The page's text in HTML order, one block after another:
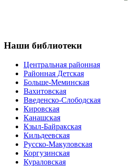
Наши библиотеки
Центральная районная
Районная Детская
Больше-Меминская
Вахитовская
Введенско-Слободская
Кировская
Канашская
Кзыл-Байракская
Кильдеевская
Русско-Макуловская
Коргузинская
Кураловская